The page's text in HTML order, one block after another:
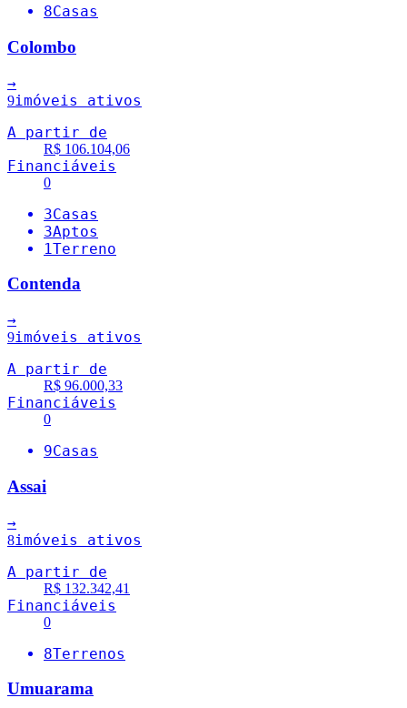
8Casas
Colombo
→
9imóveis ativos
A partir de
R$ 106.104,06
Financiáveis
0
3Casas
3Aptos
1Terreno
Contenda
→
9imóveis ativos
A partir de
R$ 96.000,33
Financiáveis
0
9Casas
Assai
→
8imóveis ativos
A partir de
R$ 132.342,41
Financiáveis
0
8Terrenos
Umuarama